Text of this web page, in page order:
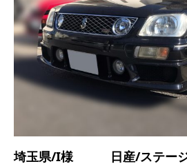
埼玉県/I様 日産/ステージ